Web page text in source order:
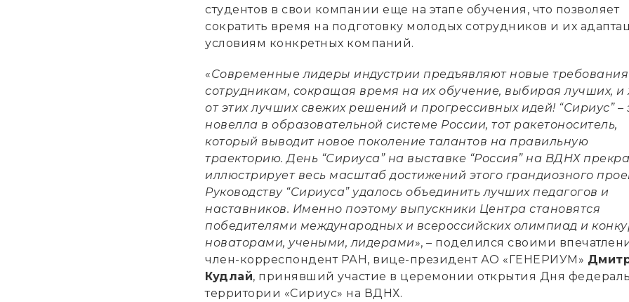
студентов в свои компании еще на этапе обучения, что позволяет
сократить время на подготовку молодых сотрудников и их
условиям конкретных компаний.
«Современные лидеры индустрии предъявляют новые требования
сотрудникам, сокращая время на их обучение, выбирая лучших, и
от этих лучших свежих решений и прогрессивных идей! “Сириус” –
новелла в образовательной системе России, тот ракетоноситель,
который выводит новое поколение талантов на правильную
траекторию. День “Сириуса” на выставке “Россия” на ВДНХ
иллюстрирует весь масштаб достижений этого грандиозного
Руководству “Сириуса” удалось объединить лучших педагогов и
наставников. Именно поэтому выпускники Центра становятся
победителями международных и всероссийских олимпиад и
новаторами, учеными, лидерами», – поделился своими
член-корреспондент РАН, вице-президент АО «ГЕНЕРИУМ»
Кудлай, принявший участие в церемонии открытия Дня
территории «Сириус» на ВДНХ.